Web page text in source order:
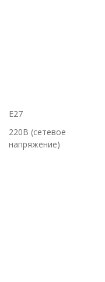
E27
220В (сетевое
напряжение)